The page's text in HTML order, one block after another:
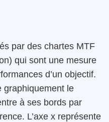
par des chartes MTF
qui sont une mesure
d’un objectif.
graphiquement le
à ses bords par
L’axe x représente